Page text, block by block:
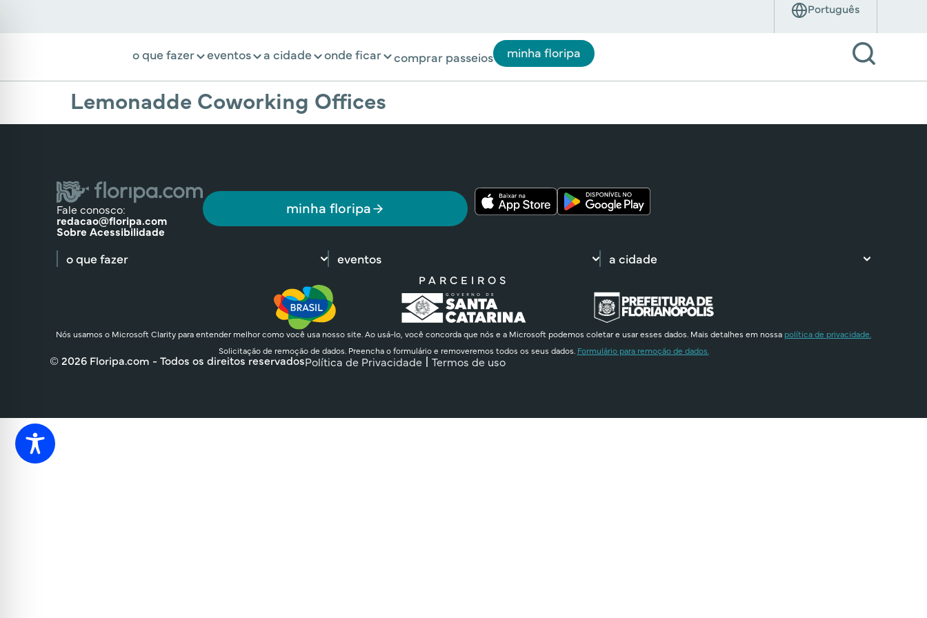
o que fazer eventos a cidade onde ficar comprar passeios minha floripa
Lemonadde Coworking Offices
Fale conosco:
redacao@floripa.com
Sobre Acessibilidade
minha floripa
o que fazer eventos a cidade
PARCEIROS
Nós usamos o Microsoft Clarity para entender melhor como você usa nosso site. Ao usá-lo, você concorda que nós e a Microsoft podemos coletar e usar esses dados. Mais detalhes em nossa política de privacidade.
Solicitação de remoção de dados. Preencha o formulário e removeremos todos os seus dados. Formulário para remoção de dados.
© 2026 Floripa.com - Todos os direitos reservadosPolítica de Privacidade Termos de uso